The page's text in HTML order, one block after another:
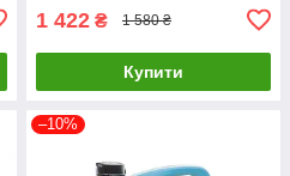
1 422 ₴ 1 580 ₴
Купити
–10%